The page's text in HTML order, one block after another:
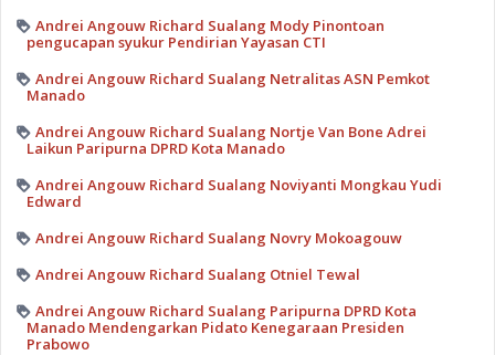
Andrei Angouw Richard Sualang Mody Pinontoan
pengucapan syukur Pendirian Yayasan CTI
Andrei Angouw Richard Sualang Netralitas ASN Pemkot
Manado
Andrei Angouw Richard Sualang Nortje Van Bone Adrei
Laikun Paripurna DPRD Kota Manado
Andrei Angouw Richard Sualang Noviyanti Mongkau Yudi
Edward
Andrei Angouw Richard Sualang Novry Mokoagouw
Andrei Angouw Richard Sualang Otniel Tewal
Andrei Angouw Richard Sualang Paripurna DPRD Kota
Manado Mendengarkan Pidato Kenegaraan Presiden
Prabowo